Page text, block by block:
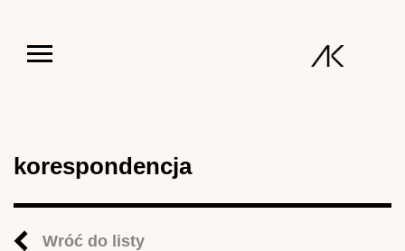
korespondencja
Wróć do listy